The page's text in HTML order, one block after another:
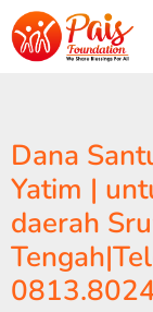
Dana
Yatim |
daerah